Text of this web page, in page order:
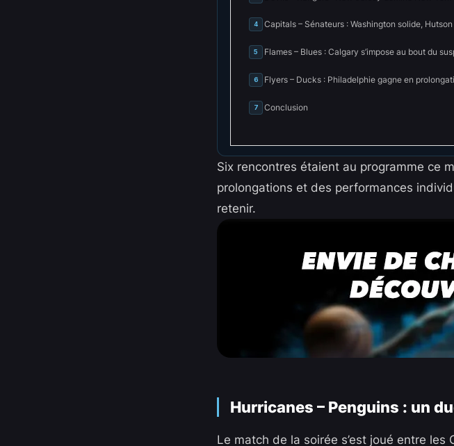
4 Capitals – Sénateurs : Washington solide, Hutson
5 Flames – Blues : Calgary s’impose au bout du
6 Flyers – Ducks : Philadelphie gagne en
7 Conclusion
Six rencontres étaient au programme ce
prolongations et des performances
retenir.
Hurricanes – Penguins : un
Le match de la soirée s’est joué entre les